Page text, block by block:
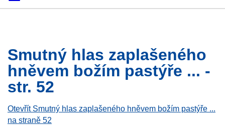
HomeBrowse
Search
About
HelpContactDigitalia
Smutný hlas zaplašeného
hněvem božím pastýře ... -
str. 52
Otevřít Smutný hlas zaplašeného hněvem božím pastýře ...
na straně 52